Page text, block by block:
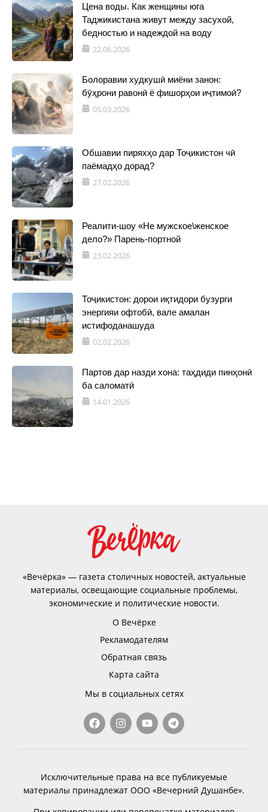
Цена воды. Как женщины юга
Таджикистана живут между засухой,
бедностью и надеждой на воду
22.06.2026
Болоравии худкушӣ миёни занон:
бӯҳрони равонӣ ё фишорҳои иҷтимоӣ?
05.03.2026
Обшавии пиряхҳо дар Тоҷикистон чӣ
паёмадҳо дорад?
27.02.2026
Реалити-шоу «Не мужское\женское
дело?» Парень-портной
23.02.2026
Тоҷикистон: дорои иқтидори бузурги
энергияи офтобӣ, вале амалан
истифоданашуда
02.02.2026
Партов дар назди хона: таҳдиди пинҳонӣ
ба саломатӣ
14.01.2026
«Вечёрка» — газета столичных новостей, актуальные
материалы, освещающие социальные проблемы,
экономические и политические новости.
О Вечёрке
Рекламодателям
Обратная связь
Карта сайта
Мы в социальных сетях
Исключительные права на все публикуемые
материалы принадлежат ООО «Вечерний Душанбе».